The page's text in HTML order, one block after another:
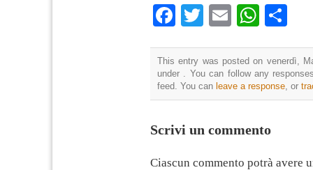
Facebook
TwitterEmail
This entry was posted on venerdì,
under . You can follow any
feed. You can leave a response, or
Scrivi un commento
Ciascun commento potrà avere